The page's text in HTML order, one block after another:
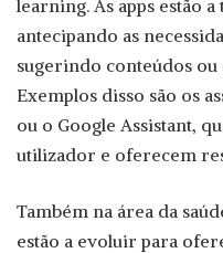
learning. As apps estão
antecipando as
sugerindo conteúdos
Exemplos disso são os
ou o Google Assistant,
utilizador e oferecem
Também na área da
estão a evoluir para